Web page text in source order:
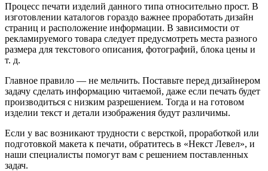
Процесс печати изделий данного типа относительно прост. В
изготовлении каталогов гораздо важнее проработать дизайн
страниц и расположение информации. В зависимости от
рекламируемого товара следует предусмотреть места разного
размера для текстового описания, фотографий, блока цены и
т. д.
Главное правило — не мельчить. Поставьте перед дизайнером
задачу сделать информацию читаемой, даже если печать будет
производиться с низким разрешением. Тогда и на готовом
изделии текст и детали изображения будут различимы.
Если у вас возникают трудности с версткой, проработкой или
подготовкой макета к печати, обратитесь в «Некст Левел», и
наши специалисты помогут вам с решением поставленных
задач.